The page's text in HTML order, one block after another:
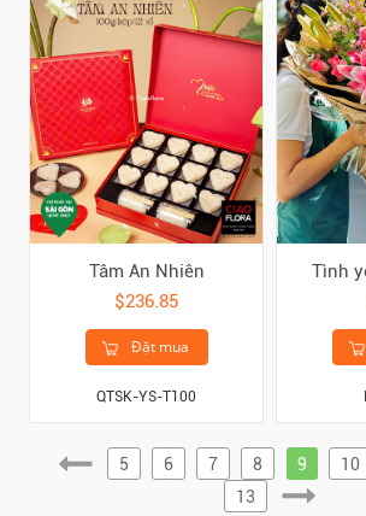
Tâm An Nhiên
$236.85
Đặt mua
QTSK-YS-T100
Tình
5 6 7 8 9 10
13